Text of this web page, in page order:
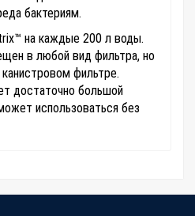
бактериям.
на каждые 200 л воды.
в любой вид фильтра, но
фильтре.
достаточно большой
использоваться без